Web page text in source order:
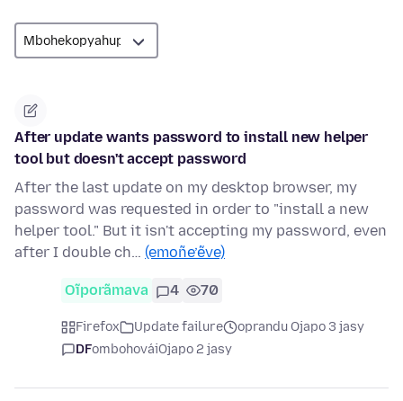
After update wants password to install new helper
tool but doesn't accept password
After the last update on my desktop browser, my
password was requested in order to "install a new
helper tool." But it isn't accepting my password, even
after I double ch… (emoñe’ẽve)
Oĩporãmava 4 70
Firefox Update failure
oprandu Ojapo 3 jasy
DFombohováiOjapo 2 jasy